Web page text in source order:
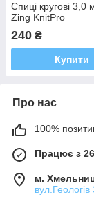
Спиці кругові
Zing KnitPro
240 ₴
Купити
Про нас
100%
Працює з
м.